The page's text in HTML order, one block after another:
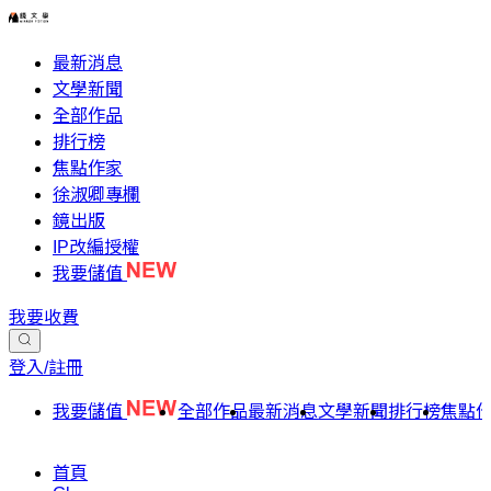
最新消息
文學新聞
全部作品
排行榜
焦點作家
徐淑卿專欄
鏡出版
IP改編授權
我要儲值
我要收費
登入/註冊
我要儲值 全部作品最新消息文學新聞排行榜焦點
首頁